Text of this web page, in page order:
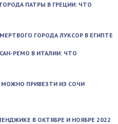
ПАТРЫ В ГРЕЦИИ: ЧТО
ГОРОДА ЛУКСОР В ЕГИПТЕ
РЕМО В ИТАЛИИ: ЧТО
МОЖНО ПРИВЕЗТИ ИЗ СОЧИ
В ОКТЯБРЕ И НОЯБРЕ 2022